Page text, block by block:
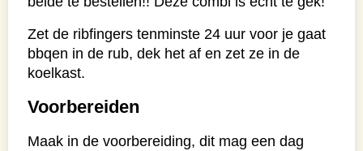
Zet de ribfingers tenminste 24 uur voor je gaat
bbqen in de rub, dek het af en zet ze in de
koelkast.
Voorbereiden
Maak in de voorbereiding, dit mag een dag